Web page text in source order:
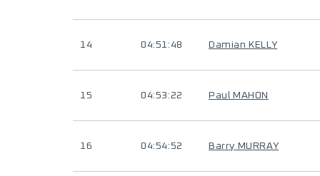
14 04:51:48 Damian KELLY
15 04:53:22 Paul MAHON
16 04:54:52 Barry MURRAY